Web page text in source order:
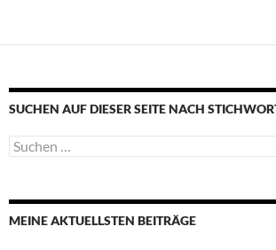
SUCHEN AUF DIESER SEITE NACH
Suche
nach:
MEINE AKTUELLSTEN BEITRÄGE